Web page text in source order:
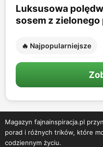
Luksusowa
sosem z
🔥 Najpopularniejsze
Magazyn fajnainspiracja.pl
porad i różnych trików, które
codziennym życiu.